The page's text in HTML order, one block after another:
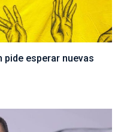
pide esperar nuevas